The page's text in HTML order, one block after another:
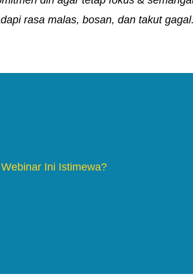
rasa malas, bosan, dan takut gagal.
Ini Istimewa?